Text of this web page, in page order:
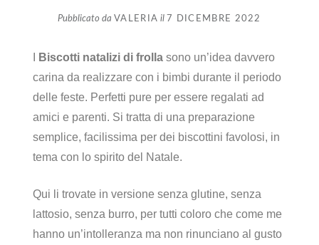
Pubblicato da VALERIA il 7 DICEMBRE 2022
Biscotti natalizi di frollasono un’idea davvero
carina da realizzare con i bimbi durante il periodo
delle feste. Perfetti pure per essere regalati ad
amici e parenti. Si tratta di una preparazione
semplice, facilissima per dei biscottini favolosi, in
tema con lo spirito del Natale.
Qui li trovate in versione senza glutine, senza
lattosio, senza burro, per tutti coloro che come me
hanno un’intolleranza ma non rinunciano al gusto